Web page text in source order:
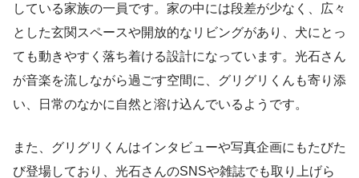
している家族の一員です。家の中には段差が少なく、広々
とした玄関スペースや開放的なリビングがあり、犬にとっ
ても動きやすく落ち着ける設計になっています。光石さん
が音楽を流しながら過ごす空間に、グリグリくんも寄り添
い、日常のなかに自然と溶け込んでいるようです。
また、グリグリくんはインタビューや写真企画にもたびた
び登場しており、光石さんのSNSや雑誌でも取り上げら